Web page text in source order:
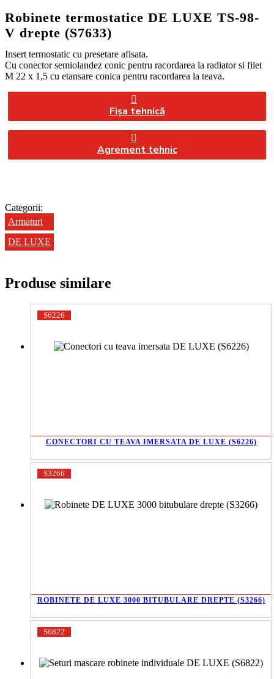
Robinete termostatice DE LUXE TS-98-
V drepte (S7633)
Insert termostatic cu presetare afisata.
Cu conector semiolandez conic pentru racordarea la radiator si filet
M 22 x 1,5 cu etansare conica pentru racordarea la teava.
Fișa tehnică
Agrement tehnic
Categorii:
Armaturi
DE LUXE
Produse similare
S6226
CONECTORI CU TEAVA IMERSATA DE LUXE (S6226)
S3266
ROBINETE DE LUXE 3000 BITUBULARE DREPTE (S3266)
S6822